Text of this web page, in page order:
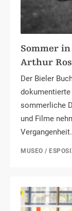
Sommer
Arthur
Der Bieler
dokumentierte
sommerliche
und Filme
Vergangenheit.
MUSEO /